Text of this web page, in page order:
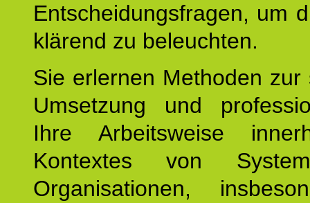
Entscheidungsfragen, um
klärend zu beleuchten.
Sie erlernen Methoden zur
Umsetzung und
Ihre Arbeitsweise
Kontextes von
Organisationen,